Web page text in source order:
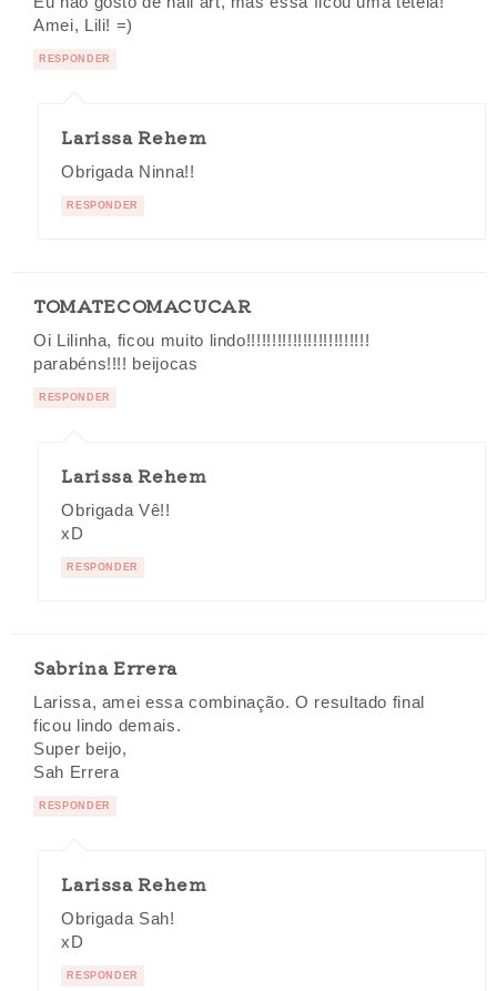
Amei, Lili! =)
RESPONDER
Larissa Rehem
Obrigada Ninna!!
RESPONDER
TOMATECOMACUCAR
Oi Lilinha, ficou muito lindo!!!!!!!!!!!!!!!!!!!!!!!!
parabéns!!!! beijocas
RESPONDER
Larissa Rehem
Obrigada Vê!!
xD
RESPONDER
Sabrina Errera
Larissa, amei essa combinação. O resultado final
ficou lindo demais.
Super beijo,
Sah Errera
RESPONDER
Larissa Rehem
Obrigada Sah!
xD
RESPONDER